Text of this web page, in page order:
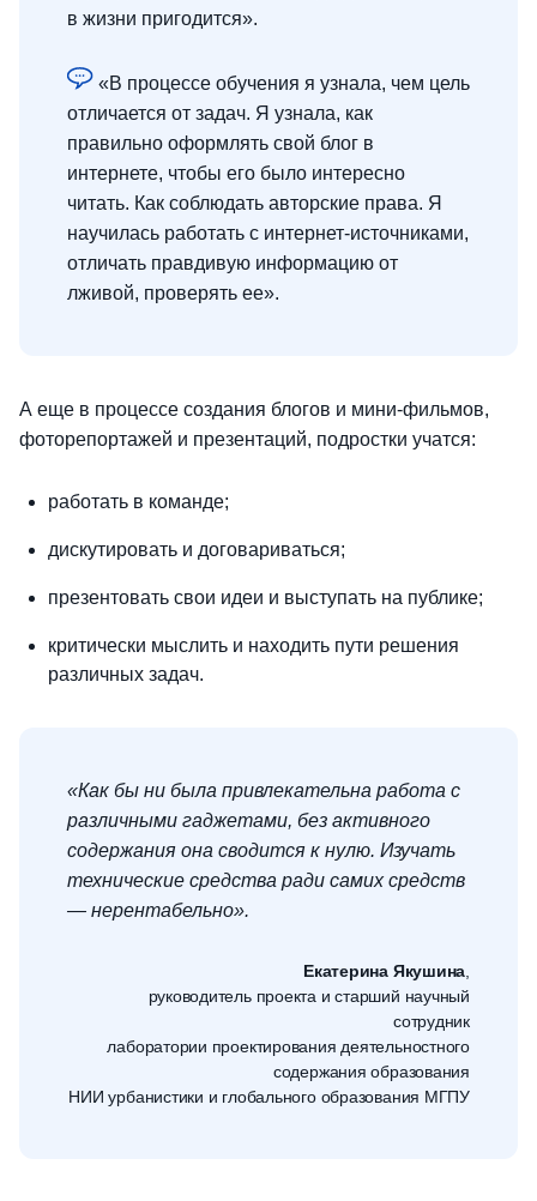
в жизни пригодится».
«В процессе обучения я узнала, чем цель
отличается от задач. Я узнала, как
правильно оформлять свой блог в
интернете, чтобы его было интересно
читать. Как соблюдать авторские права. Я
научилась работать с интернет-источниками,
отличать правдивую информацию от
лживой, проверять ее».
А еще в процессе создания блогов и мини-фильмов,
фоторепортажей и презентаций, подростки учатся:
работать в команде;
дискутировать и договариваться;
презентовать свои идеи и выступать на публике;
критически мыслить и находить пути решения
различных задач.
«Как бы ни была привлекательна работа с
различными гаджетами, без активного
содержания она сводится к нулю. Изучать
технические средства ради самих средств
— нерентабельно».
Екатерина Якушина
руководитель проекта и старший научный
сотрудник
лаборатории проектирования деятельностного
содержания образования
НИИ урбанистики и глобального образования МГПУ